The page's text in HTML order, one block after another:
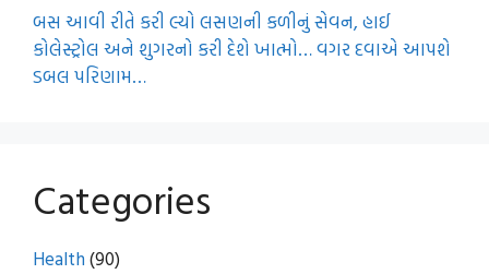
બસ આવી રીતે કરી લ્યો લસણની કળીનું સેવન, હાઈ
કોલેસ્ટ્રોલ અને શુગરનો કરી દેશે ખાત્મો… વગર દવાએ આપશે
ડબલ પરિણામ…
Categories
Health (90)